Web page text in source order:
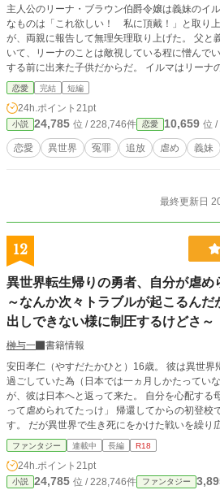
主人公のリーナ・ブラウン伯爵令嬢は義妹のイルマ
なものは「これ欲しい！ 私に頂戴！」と取り
が、両親に報告して無理矢理取り上げた。 父と義理の母はイルマを甘やかして
いて、リーナのことは敵視している程に憎んでいた。 リーナは父と義母
する前に出来た子供だからだ。 イルマはリーナの立場が弱いことを知って虐め
ていた。 そして、イルマのリーナに対する虐めはヒートアップする。 ある日、
イルマが「リーナに階段から落とされた！」と
た。 父と義母は慌てて駆け寄ってきて、リーナを激しく糾弾した。 リーナは弁
明するが、全く取り合われない。 そして、ついに父は「お前をこの家から追放
する！」と言い放った。 この家に嫌気がさしていたリーナは追放を受け入れ、
家から出ていく。 無一文で家から放り出されたリーナは一夜の宿を求めて自分
ると、ちょうど知り合いのウィル第一王子が本
園へやってきたリーナを不審に思ったウィルは質問する。 そし
恋愛 完結 短編
24h.ポイント 21pt
小説 24,785 位 / 228,746件 恋愛 10,659 位
恋愛 異世界 冤罪 追放 虐め 義妹
最終更新日
12
異世界転生帰りの勇者、自分が虐め
～なんか次々トラブルが起こるん
出しできない様に制圧するけどさ～
榊与一
書籍情報
安田孝仁（やすだたかひと）16歳。 彼は異世界帰りだった。
過ごしていた為（日本では一ヵ月しかたってい
が、彼は日本へと返って来た。 自分を心配する母の元へ。 「ああ
って虐められてたっけ」 帰還してからの初登校で自分の状況を孝仁は思い出
す。 だが異世界で生き死にをかけた戦いを繰り
児戯に等しい内容だでしかない。 「一々相手するのも面倒だから、二度と手出
ししてこない様制圧しとくか」 それは異世界帰りの彼にとって、赤子の手を捻
るよりも簡単な事だった。 だがいじめっ子共を
ずるずるとロクデナシ共に絡まれる事に。 これは異世界帰りの安田孝仁が、法
ファンタジー 連載中 長編 R18
24h.ポイント 21pt
小説 24,785 位 / 228,746件 ファンタジー